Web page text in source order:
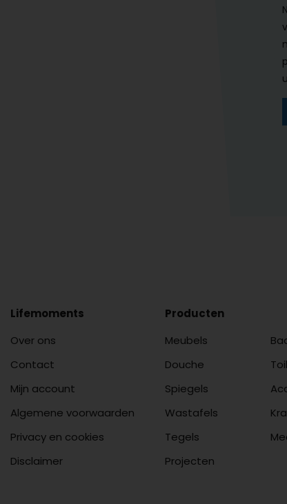
Lifemoments
Over ons
Contact
Mijn account
Algemene voorwaarden
Privacy en cookies
Disclaimer
Producten
Meubels
Douche
Spiegels
Wastafels
Tegels
Projecten